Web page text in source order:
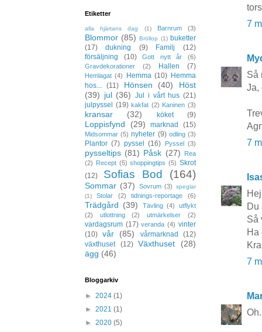
7
Så
Ja,
7
Du
Så
Ha
7
Etiketter
alla hjärtans dag (1) Barnrum (3)
Blommor (85) Bröllop (1) buketter
(17)
dukning (9) Familj
(12)
försäljning
(10) Gott nytt år
(6)
Gravdekorationer
(2) Hallen (7)
Hemlagat (4) Hemma (10) Hemma
hos...
(11) Hönsen (40)
Höst
(39) jul (36) Jul i vårt hus (21)
julpyssel
(19) kakfat (2) Kaninen (3)
kransar (32) köket (9)
Loppisfynd (29) marknad (15)
Midsommar (5) nyheter (9) odling (3)
Plantor (7) pyssel (16) Pyssel (3)
pysseltips (81) Påsk (27)
Rea
(2) Recept (5) shoppingtips (5) Skrot
(12)
Sofias Bod (164)
Sommar (37) Sovrum (3)
speglar
(1)
Stolar (2) tidnings-reportage (6)
Trädgård (39) Tävling (4)
utflykt
(2)
utlottning (2) utmärkelser (2)
vardagsrum (17) veranda (4) vinter
(10) vår (85) vårmarknad
(12)
växthuset
(12) Växthuset
(28)
ägg (46)
Bloggarkiv
► 2024 (1)
► 2021 (1)
► 2020 (5)